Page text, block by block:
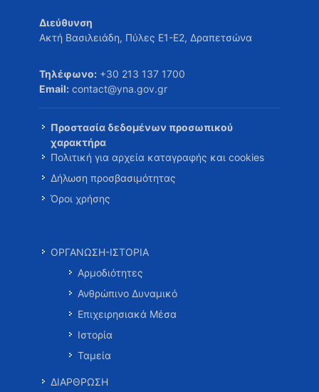
Διεύθυνση
Ακτή Βασιλειάδη, Πύλες Ε1-Ε2, Δραπετσώνα
Τηλέφωνο: +30 213 137 1700
Email: contact@yna.gov.gr
Προστασία δεδομένων προσωπικού
χαρακτήρα
Πολιτική για αρχεία καταγραφής και cookies
Δήλωση προσβασιμότητας
Όροι χρήσης
ΟΡΓΑΝΩΣΗ-ΙΣΤΟΡΙΑ
Αρμοδιότητες
Ανθρώπινο Δυναμικό
Επιχειρησιακά Μέσα
Ιστορία
Ταμεία
ΔΙΑΡΘΡΩΣΗ